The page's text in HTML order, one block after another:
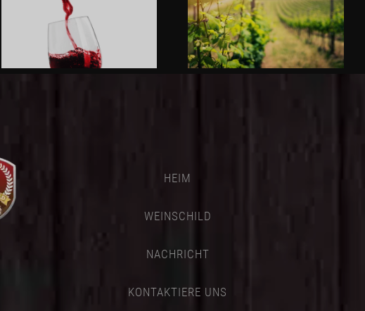
HEIM
WEINSCHILD
NACHRICHT
KONTAKTIERE UNS